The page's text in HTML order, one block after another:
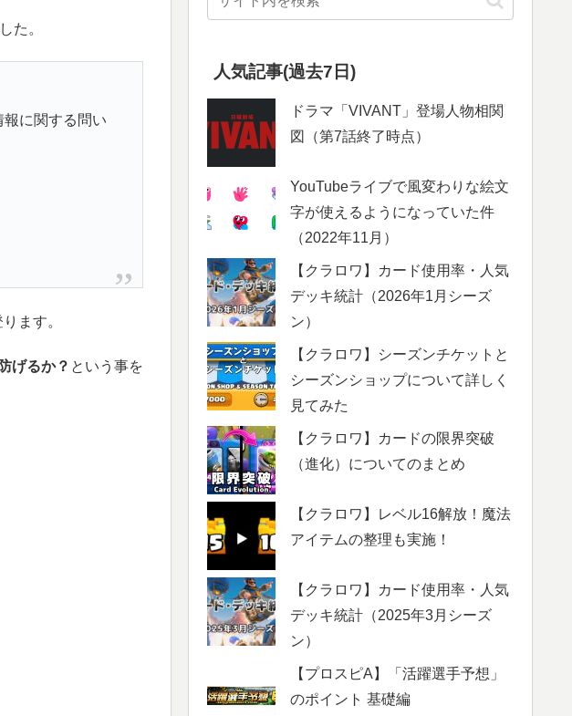
た。
に関する問い
ます。
げるか？ という事を
人気記事(過去7日)
ドラマ「VIVANT」登場人物相関
図（第7話終了時点）
YouTubeライブで風変わりな絵文
字が使えるようになっていた件
（2022年11月）
【クラロワ】カード使用率・人気
デッキ統計（2026年1月シーズ
ン）
【クラロワ】シーズンチケットと
シーズンショップについて詳しく
見てみた
【クラロワ】カードの限界突破
（進化）についてのまとめ
【クラロワ】レベル16解放！魔法
アイテムの整理も実施！
【クラロワ】カード使用率・人気
デッキ統計（2025年3月シーズ
ン）
【プロスピA】「活躍選手予想」
のポイント 基礎編